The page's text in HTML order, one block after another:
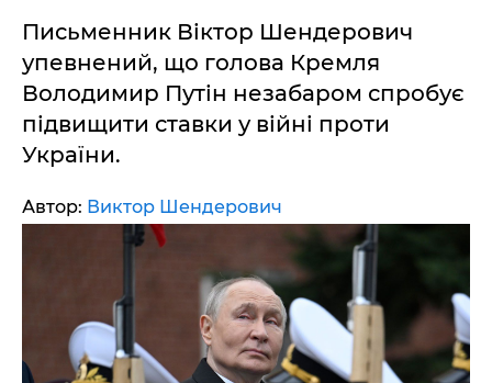
Письменник Віктор Шендерович
упевнений, що голова Кремля
Володимир Путін незабаром спробує
підвищити ставки у війні проти
України.
Автор: Виктор Шендерович